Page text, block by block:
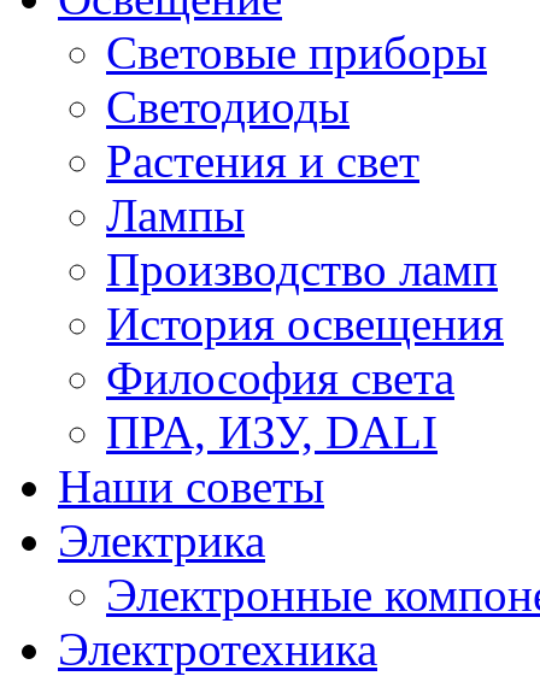
Световые приборы
Светодиоды
Растения и свет
Лампы
Производство ламп
История освещения
Философия света
ПРА, ИЗУ, DALI
Наши советы
Электрика
Электронные
Электротехника